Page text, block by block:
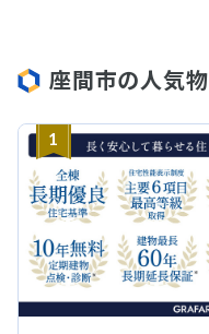
座間市の人気
1